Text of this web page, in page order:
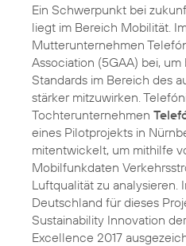
Ein Schwerpunkt bei
liegt im Bereich Mobilität.
Mutterunternehmen
Association (5GAA) bei,
Standards im Bereich des
stärker mitzuwirken.
Tochterunternehmen
eines Pilotprojekts in
mitentwickelt, um mithilfe
Mobilfunkdaten
Luftqualität zu analysieren.
Deutschland für dieses
Sustainability Innovation
Excellence 2017